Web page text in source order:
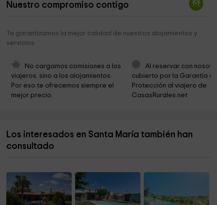
Ayuntamiento de Alcudia 0,5 km
Marina de Bonaire
Puig De Sant Martí 2,8 km
Museo Sa Bassa Blanca-Yannick y ben Jakover 2,9 km
Sant Albert el Gran
can Moi 5,0 km
Buen Aire S.L. Garden 9,2 km
Nuestro compromiso contigo
Te garantizamos la mejor calidad de nuestros alojamientos y
servicios
No cargamos comisiones a los
viajeros, sino a los alojamientos.
Por eso te ofrecemos siempre el
mejor precio.
Al reservar con
cubierto por la Garantía
Protección al viajero de
CasasRurales.net
Los interesados en Santa María también han
consultado